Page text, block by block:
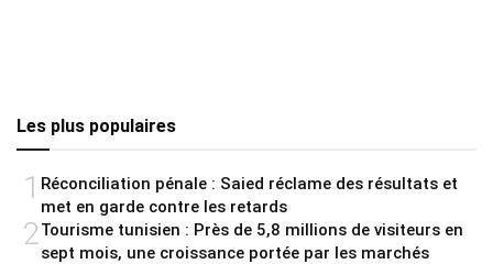
Les plus populaires
1 Réconciliation pénale : Saied réclame des résultats et
met en garde contre les retards
2Tourisme tunisien : Près de 5,8 millions de visiteurs en
sept mois, une croissance portée par les marchés